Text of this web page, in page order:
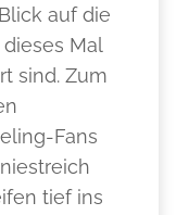
auf die
Mal
sind. Zum
Fans
tief ins